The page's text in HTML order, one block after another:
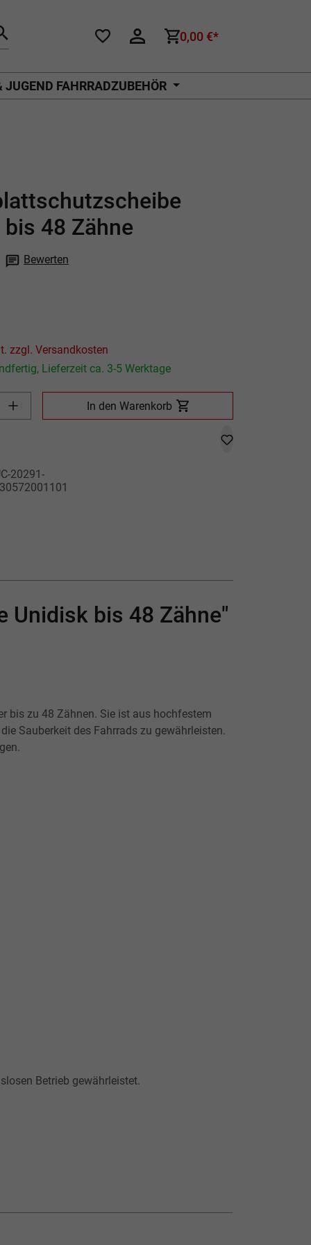
0,00 €*
JUGEND FAHRRADZUBEHÖR
48 Zähne
Bewerten
Preis inkl. MwSt. zzgl. Versandkosten
Lieferzeit ca. 3-5 Werktage
Produkt Anzahl: Gib den gewünschten Wert ein oder benutze
In den Warenkorb
20291-
bis 48 Zähne"
bis zu 48 Zähnen. Sie ist aus hochfestem
Sauberkeit des Fahrrads zu gewährleisten.
Betrieb gewährleistet.